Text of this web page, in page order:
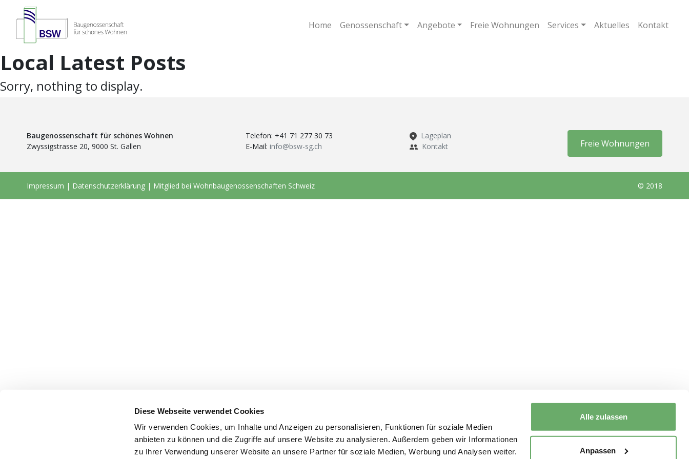
Diese Webseite verwendet Cookies
Wir verwenden Cookies, um Inhalte und Anzeigen zu personalisieren, Funktionen für soziale Medien
anbieten zu können und die Zugriffe auf unsere Website zu analysieren. Außerdem geben wir Informationen
zu Ihrer Verwendung unserer Website an unsere Partner für soziale Medien, Werbung und Analysen weiter.
Alle zulassen
Anpassen
Home Genossenschaft Angebote Freie Wohnungen Services Aktuelles Kontakt
Local Latest Posts
Sorry, nothing to display.
Baugenossenschaft für schönes Wohnen
Zwyssigstrasse 20, 9000 St. Gallen
Telefon: +41 71 277 30 73
E-Mail: info@bsw-sg.ch
Lageplan
Kontakt
Freie Wohnungen
Impressum | Datenschutzerklärung | Mitglied bei Wohnbaugenossenschaften Schweiz © 2018